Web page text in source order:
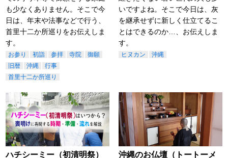
も少なくありません。そこで今
日は、年末や法事などで行う、
首里十二か所巡りをお伝えしま
す。
お参り 初詣 参拝 寺院
御願
旧暦
沖縄
行事
首里十二か所巡り
いですよね。そこで今日は、灰
を継承せずに新しく仕立てるこ
とはできるのか…、お伝えしま
す。
ヒヌカン 沖縄
ハチシーミー（初清明祭）
沖縄のお仏壇（トートーメ